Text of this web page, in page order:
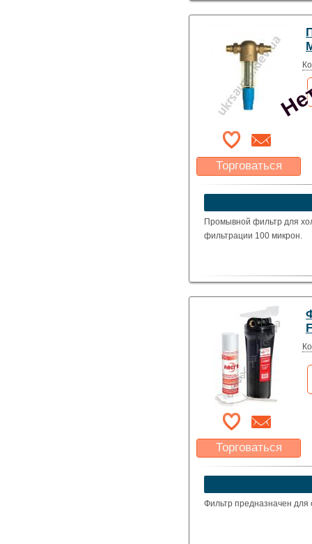
Торговаться
Какая цена Вас
устроит?
Указать цену
Промывной фильтр для
фильтрации 100 микрон.
Торговаться
Какая цена Вас
устроит?
Фильтр предназначен для